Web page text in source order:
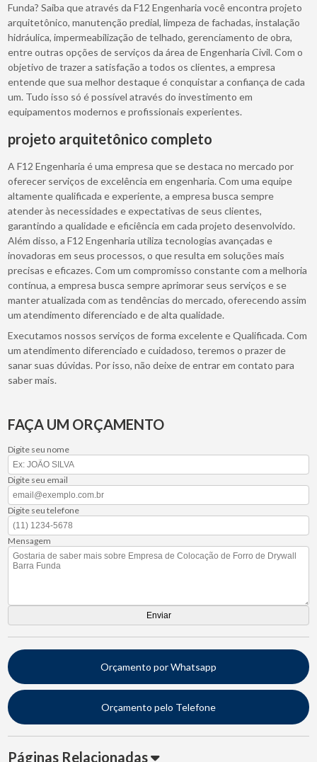
Funda? Saiba que através da F12 Engenharia você encontra projeto
arquitetônico, manutenção predial, limpeza de fachadas, instalação
hidráulica, impermeabilização de telhado, gerenciamento de obra,
entre outras opções de serviços da área de Engenharia Civil. Com o
objetivo de trazer a satisfação a todos os clientes, a empresa
entende que sua melhor destaque é conquistar a confiança de cada
um. Tudo isso só é possível através do investimento em
equipamentos modernos e profissionais experientes.
projeto arquitetônico completo
A F12 Engenharia é uma empresa que se destaca no mercado por
oferecer serviços de excelência em engenharia. Com uma equipe
altamente qualificada e experiente, a empresa busca sempre
atender às necessidades e expectativas de seus clientes,
garantindo a qualidade e eficiência em cada projeto desenvolvido.
Além disso, a F12 Engenharia utiliza tecnologias avançadas e
inovadoras em seus processos, o que resulta em soluções mais
precisas e eficazes. Com um compromisso constante com a melhoria
contínua, a empresa busca sempre aprimorar seus serviços e se
manter atualizada com as tendências do mercado, oferecendo assim
um atendimento diferenciado e de alta qualidade.
Executamos nossos serviços de forma excelente e Qualificada. Com
um atendimento diferenciado e cuidadoso, teremos o prazer de
sanar suas dúvidas. Por isso, não deixe de entrar em contato para
saber mais.
FAÇA UM ORÇAMENTO
Digite seu nome
Digite seu email
Digite seu telefone
Mensagem
Orçamento por Whatsapp
Orçamento pelo Telefone
Páginas Relacionadas